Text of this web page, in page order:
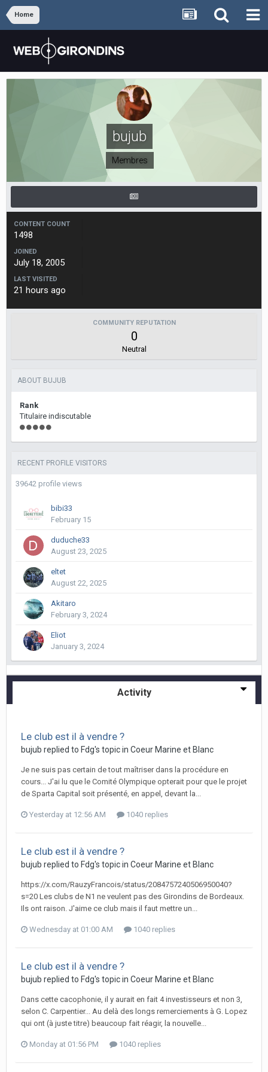
Home
bujub
Membres
CONTENT COUNT
1498
JOINED
July 18, 2005
LAST VISITED
21 hours ago
COMMUNITY REPUTATION
0
Neutral
ABOUT BUJUB
Rank
Titulaire indiscutable
RECENT PROFILE VISITORS
39642 profile views
bibi33
February 15
duduche33
August 23, 2025
eltet
August 22, 2025
Akitaro
February 3, 2024
Eliot
January 3, 2024
Activity
Le club est il à vendre ?
bujub replied to Fdg's topic in Coeur Marine et Blanc
Je ne suis pas certain de tout maîtriser dans la procédure en
cours... J'ai lu que le Comité Olympique opterait pour que le projet
de Sparta Capital soit présenté, en appel, devant la...
Yesterday at 12:56 AM 1040 replies
Le club est il à vendre ?
bujub replied to Fdg's topic in Coeur Marine et Blanc
https://x.com/RauzyFrancois/status/2084757240506950040?
s=20 Les clubs de N1 ne veulent pas des Girondins de Bordeaux.
Ils ont raison. J'aime ce club mais il faut mettre un...
Wednesday at 01:00 AM 1040 replies
Le club est il à vendre ?
bujub replied to Fdg's topic in Coeur Marine et Blanc
Dans cette cacophonie, il y aurait en fait 4 investisseurs et non 3,
selon C. Carpentier... Au delà des longs remerciements à G. Lopez
qui ont (à juste titre) beaucoup fait réagir, la nouvelle...
Monday at 01:56 PM 1040 replies